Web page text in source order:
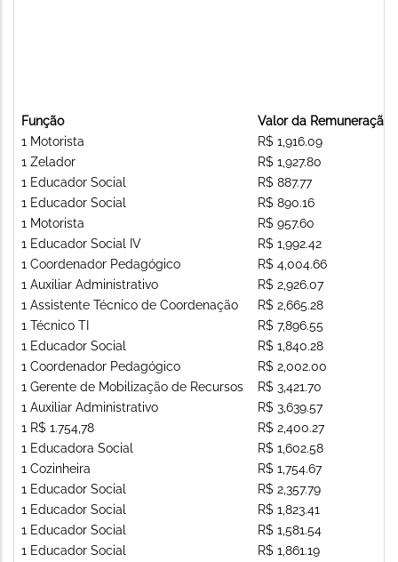
Função
1 Motorista
1 Zelador
1 Educador Social
1 Educador Social
1 Motorista
1 Educador Social IV
1 Coordenador Pedagógico
1 Auxiliar Administrativo
1 Assistente Técnico de Coordenação
1 Técnico TI
1 Educador Social
1 Coordenador Pedagógico
1 Gerente de Mobilização de Recursos
1 Auxiliar Administrativo
1 R$ 1.754,78
1 Educadora Social
1 Cozinheira
1 Educador Social
1 Educador Social
1 Educador Social
1 Educador Social
Valor da Remuneração
R$ 1,916.09
R$ 1,927.80
R$ 887.77
R$ 890.16
R$ 957.60
R$ 1,992.42
R$ 4,004.66
R$ 2,926.07
R$ 2,665.28
R$ 7,896.55
R$ 1,840.28
R$ 2,002.00
R$ 3,421.70
R$ 3,639.57
R$ 2,400.27
R$ 1,602.58
R$ 1,754.67
R$ 2,357.79
R$ 1,823.41
R$ 1,581.54
R$ 1,861.19